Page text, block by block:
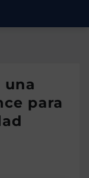
una
para